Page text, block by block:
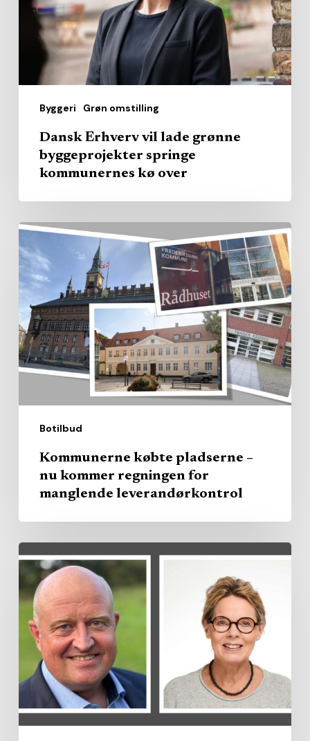
Byggeri Grøn omstilling
byggeprojekter
springe
kommunernes
Dansk Erhverv vil lade grønne
byggeprojekter springe
kommunernes kø over
Botilbud
Kommunerne
købte
pladserne
–
nu
kommer
regningen
for
Kommunerne købte pladserne –
nu kommer regningen for
manglende leverandørkontrol
Region
køber
privat
kapacitet
branchen
brede
modellen